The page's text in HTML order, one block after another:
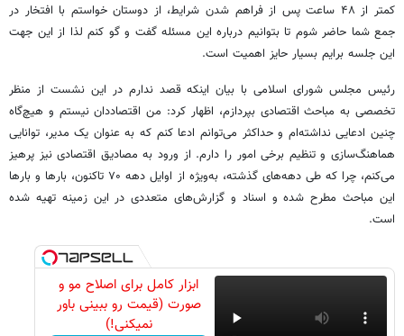
کمتر از ۴۸ ساعت پس از فراهم شدن شرایط، از دوستان خواستم با افتخار در
جمع شما حاضر شوم تا بتوانیم درباره این مسئله گفت و گو کنم لذا از این جهت
این جلسه برایم بسیار حایز اهمیت است.
رئیس مجلس شورای اسلامی با بیان اینکه قصد ندارم در این نشست از منظر
تخصصی به مباحث اقتصادی بپردازم، اظهار کرد: من اقتصاددان نیستم و هیچ‌گاه
چنین ادعایی نداشته‌ام و حداکثر می‌توانم ادعا کنم که به عنوان یک مدیر، توانایی
هماهنگ‌سازی و تنظیم برخی امور را دارم. از ورود به مصادیق اقتصادی نیز پرهیز
می‌کنم، چرا که طی دهه‌های گذشته، به‌ویژه از اوایل دهه ۷۰ تاکنون، بارها و بارها
این مباحث مطرح شده و اسناد و گزارش‌های متعددی در این زمینه تهیه شده
است.
ابزار کامل برای اصلاح مو و
صورت (قیمت رو ببینی باور
نمیکنی!)